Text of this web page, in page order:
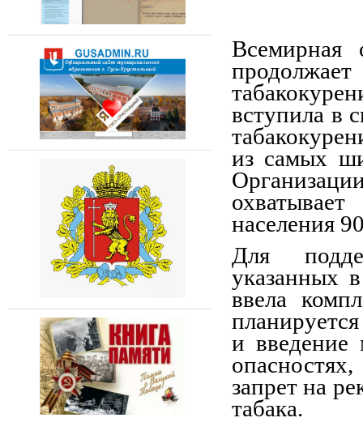
Всемирная
вступила в
из самых
населения
Для
указанных
ввела
и введение
запрет на
табака.